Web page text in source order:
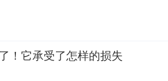
！它承受了怎样的损失